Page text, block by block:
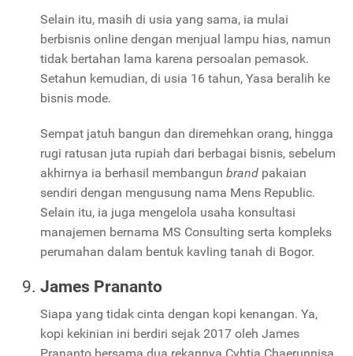
Selain itu, masih di usia yang sama, ia mulai
berbisnis online dengan menjual lampu hias, namun
tidak bertahan lama karena persoalan pemasok.
Setahun kemudian, di usia 16 tahun, Yasa beralih ke
bisnis mode.
Sempat jatuh bangun dan diremehkan orang, hingga
rugi ratusan juta rupiah dari berbagai bisnis, sebelum
akhirnya ia berhasil membangun brand pakaian
sendiri dengan mengusung nama Mens Republic.
Selain itu, ia juga mengelola usaha konsultasi
manajemen bernama MS Consulting serta kompleks
perumahan dalam bentuk kavling tanah di Bogor.
James Prananto
Siapa yang tidak cinta dengan kopi kenangan. Ya,
kopi kekinian ini berdiri sejak 2017 oleh James